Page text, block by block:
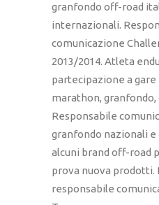
granfondo off-road
internazionali.
comunicazione
2013/2014. Atleta
partecipazione a
marathon, granfondo,
Responsabile
granfondo nazionali
alcuni brand off-road
prova nuova prodotti.
responsabile